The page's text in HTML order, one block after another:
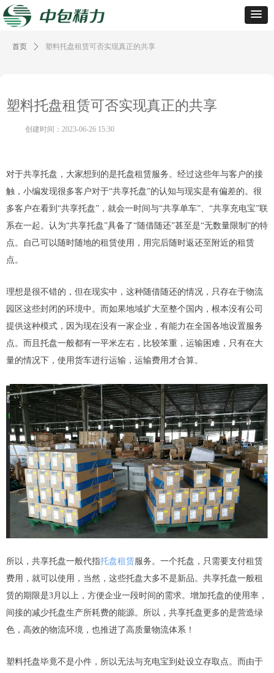
塑料托盘租赁可否实现真正的共享
对于共享托盘，大家想到的是托盘租赁服务。经过这些年与客户的接
触，小编发现很多客户对于“共享托盘”的认知与现实是有偏差的。很
多客户在看到“共享托盘”，就会一时间与“共享单车”、“共享充电宝”联
系在一起。认为“共享托盘”具备了“随借随还”甚至是“无数量限制”的特
点。自己可以随时随地的租赁使用，用完后随时返还至附近的租赁
点。
理想是很不错的，但在现实中，这种随借随还的情况，只存在于物流
园区这些封闭的环境中。而如果地域扩大至整个国内，根本没有公司
提供这种模式，因为现在没有一家企业，有能力在全国各地设置服务
点。而且托盘一般都有一平米左右，比较笨重，运输困难，只有在大
量的情况下，使用货车进行运输，运输费用才合算。
所以，共享托盘一般代指托盘租赁 服务。一个托盘，只需要支付租赁
费用，就可以使用，当然，这些托盘大多不是新品。共享托盘一般租
赁的期限是3月以上，方便企业一段时间的需求。增加托盘的使用率，
间接的减少托盘生产所耗费的能源。所以，共享托盘更多的是营造绿
色，高效的物流环境，也推进了高质量物流体系！
塑料托盘毕竟不是小件，所以无法与充电宝到处设立存取点。而由于
创建时间： 2023-06-26 15:30
首页 ꄲ 塑料托盘租赁可否实现真正的共享